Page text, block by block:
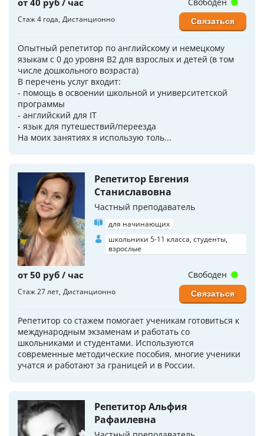
Стаж 4 года Дистанционно
Опытный репетитор по английскому и немецкому
языкам с 0 до уровня B2 для взрослых и детей (в том
числе дошкольного возраста)
В перечень услуг входит:
- помощь в освоении школьной и университетской
программы
- английский для IT
- язык для путешествий/переезда
На моих занятиях я использую толь...
Связаться
Репетитор Евгения
Станиславовна
Частный преподаватель
для начинающих
школьники 5-11 класса, студенты,
взрослые
от 50 руб / час
Стаж 27 лет Дистанционно
Репетитор со стажем помогает ученикам готовиться к
международным экзаменам и работать со
школьниками и студентами. Используются
современные методические пособия, многие ученики
учатся и работают за границей и в России.
Свободен
Связаться
Репетитор Альфия
Рафаилевна